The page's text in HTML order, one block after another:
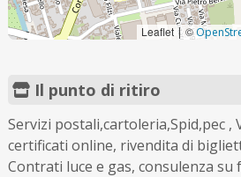
Leaflet |©
Il punto di ritiro
Servizi postali,cartoleria,Spid,pec ,
certificati online, rivendita di
Contrati luce e gas, consulenza su